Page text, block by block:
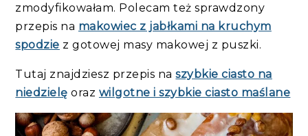
zmodyfikowałam. Polecam też sprawdzony
przepis na makowiec z jabłkami na kruchym
spodzie z gotowej masy makowej z puszki.
Tutaj znajdziesz przepis naszybkie ciasto na
niedzielę oraz wilgotne i szybkie ciasto maślane